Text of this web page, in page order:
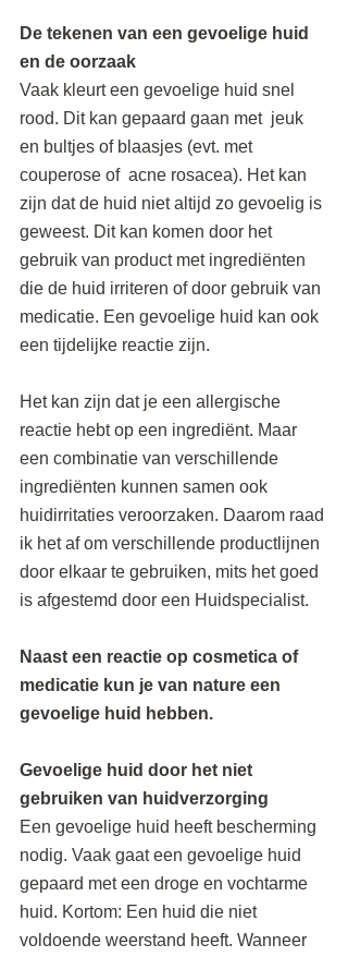
De tekenen van een gevoelige huid
en de oorzaak
Vaak kleurt een gevoelige huid snel
rood. Dit kan gepaard gaan met  jeuk
en bultjes of blaasjes (evt. met
couperose of  acne rosacea). Het kan
zijn dat de huid niet altijd zo gevoelig is
geweest. Dit kan komen door het
gebruik van product met ingrediënten
die de huid irriteren of door gebruik van
medicatie. Een gevoelige huid kan ook
een tijdelijke reactie zijn.
Het kan zijn dat je een allergische
reactie hebt op een ingrediënt. Maar
een combinatie van verschillende
ingrediënten kunnen samen ook
huidirritaties veroorzaken. Daarom raad
ik het af om verschillende productlijnen
door elkaar te gebruiken, mits het goed
is afgestemd door een Huidspecialist.
Naast een reactie op cosmetica of
medicatie kun je van nature een
gevoelige huid hebben.
Gevoelige huid door het niet
gebruiken van huidverzorging
Een gevoelige huid heeft bescherming
nodig. Vaak gaat een gevoelige huid
gepaard met een droge en vochtarme
huid. Kortom: Een huid die niet
voldoende weerstand heeft. Wanneer